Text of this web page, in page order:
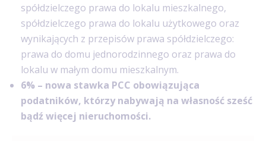
spółdzielczego prawa do lokalu mieszkalnego,
spółdzielczego prawa do lokalu użytkowego oraz
wynikających z przepisów prawa spółdzielczego:
prawa do domu jednorodzinnego oraz prawa do
lokalu w małym domu mieszkalnym.
6% – nowa stawka PCC obowiązująca
podatników, którzy nabywają na własność sześć
bądź więcej nieruchomości.